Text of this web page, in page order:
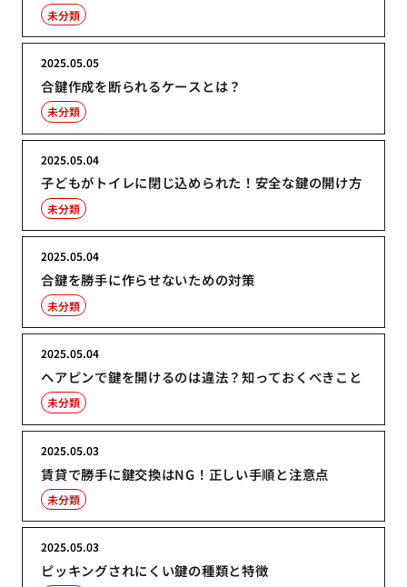
未分類
合鍵作成を断られるケースとは？
2025.05.05
未分類
子どもがトイレに閉じ込められた！安全な鍵の開け方
2025.05.04
未分類
合鍵を勝手に作らせないための対策
2025.05.04
未分類
ヘアピンで鍵を開けるのは違法？知っておくべきこと
2025.05.04
未分類
賃貸で勝手に鍵交換はNG！正しい手順と注意点
2025.05.03
未分類
ピッキングされにくい鍵の種類と特徴
2025.05.03